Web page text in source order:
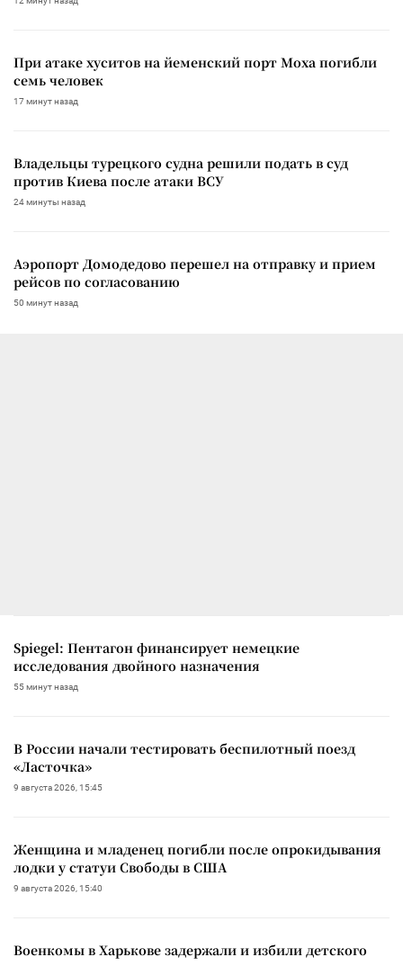
При атаке хуситов на йеменский порт Моха погибли
семь человек
17 минут назад
Владельцы турецкого судна решили подать в суд
против Киева после атаки ВСУ
24 минуты назад
Аэропорт Домодедово перешел на отправку и прием
рейсов по согласованию
50 минут назад
Spiegel: Пентагон финансирует немецкие
исследования двойного назначения
55 минут назад
В России начали тестировать беспилотный поезд
«Ласточка»
9 августа 2026, 15:45
Женщина и младенец погибли после опрокидывания
лодки у статуи Свободы в США
9 августа 2026, 15:40
Военкомы в Харькове задержали и избили детского